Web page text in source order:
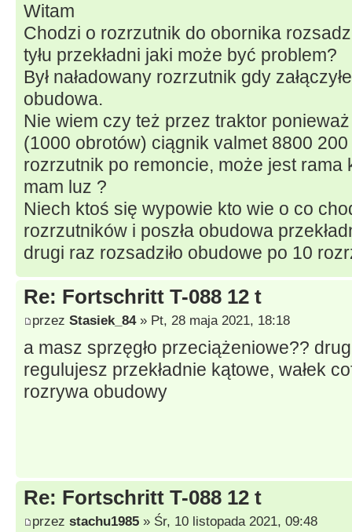
Witam
Chodzi o rozrzutnik do obornika
tyłu przekładni jaki może być problem?
Był naładowany rozrzutnik gdy
obudowa.
Nie wiem czy też przez traktor
(1000 obrotów) ciągnik valmet 8800
rozrzutnik po remoncie, może jest rama
mam luz ?
Niech ktoś się wypowie kto wie o co
rozrzutników i poszła obudowa
drugi raz rozsadziło obudowe po 10
Re: Fortschritt T-088 12 t
przez Stasiek_84» Pt, 28 maja 2021, 18:18
a masz sprzęgło przeciążeniowe??
regulujesz przekładnie kątowe, wałek
rozrywa obudowy
Re: Fortschritt T-088 12 t
przez stachu1985 » Śr, 10 listopada 2021, 09:48